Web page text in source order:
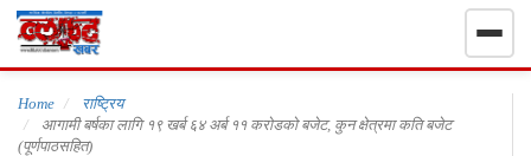
गृहपृष्ठ
Home
राष्ट्रिय
आगामी बर्षका लागि १९ खर्ब ६४ अर्ब ११ करोडको बजेट, कुन क्षेत्रमा कति बजेट
(पूर्णपाठसहित)